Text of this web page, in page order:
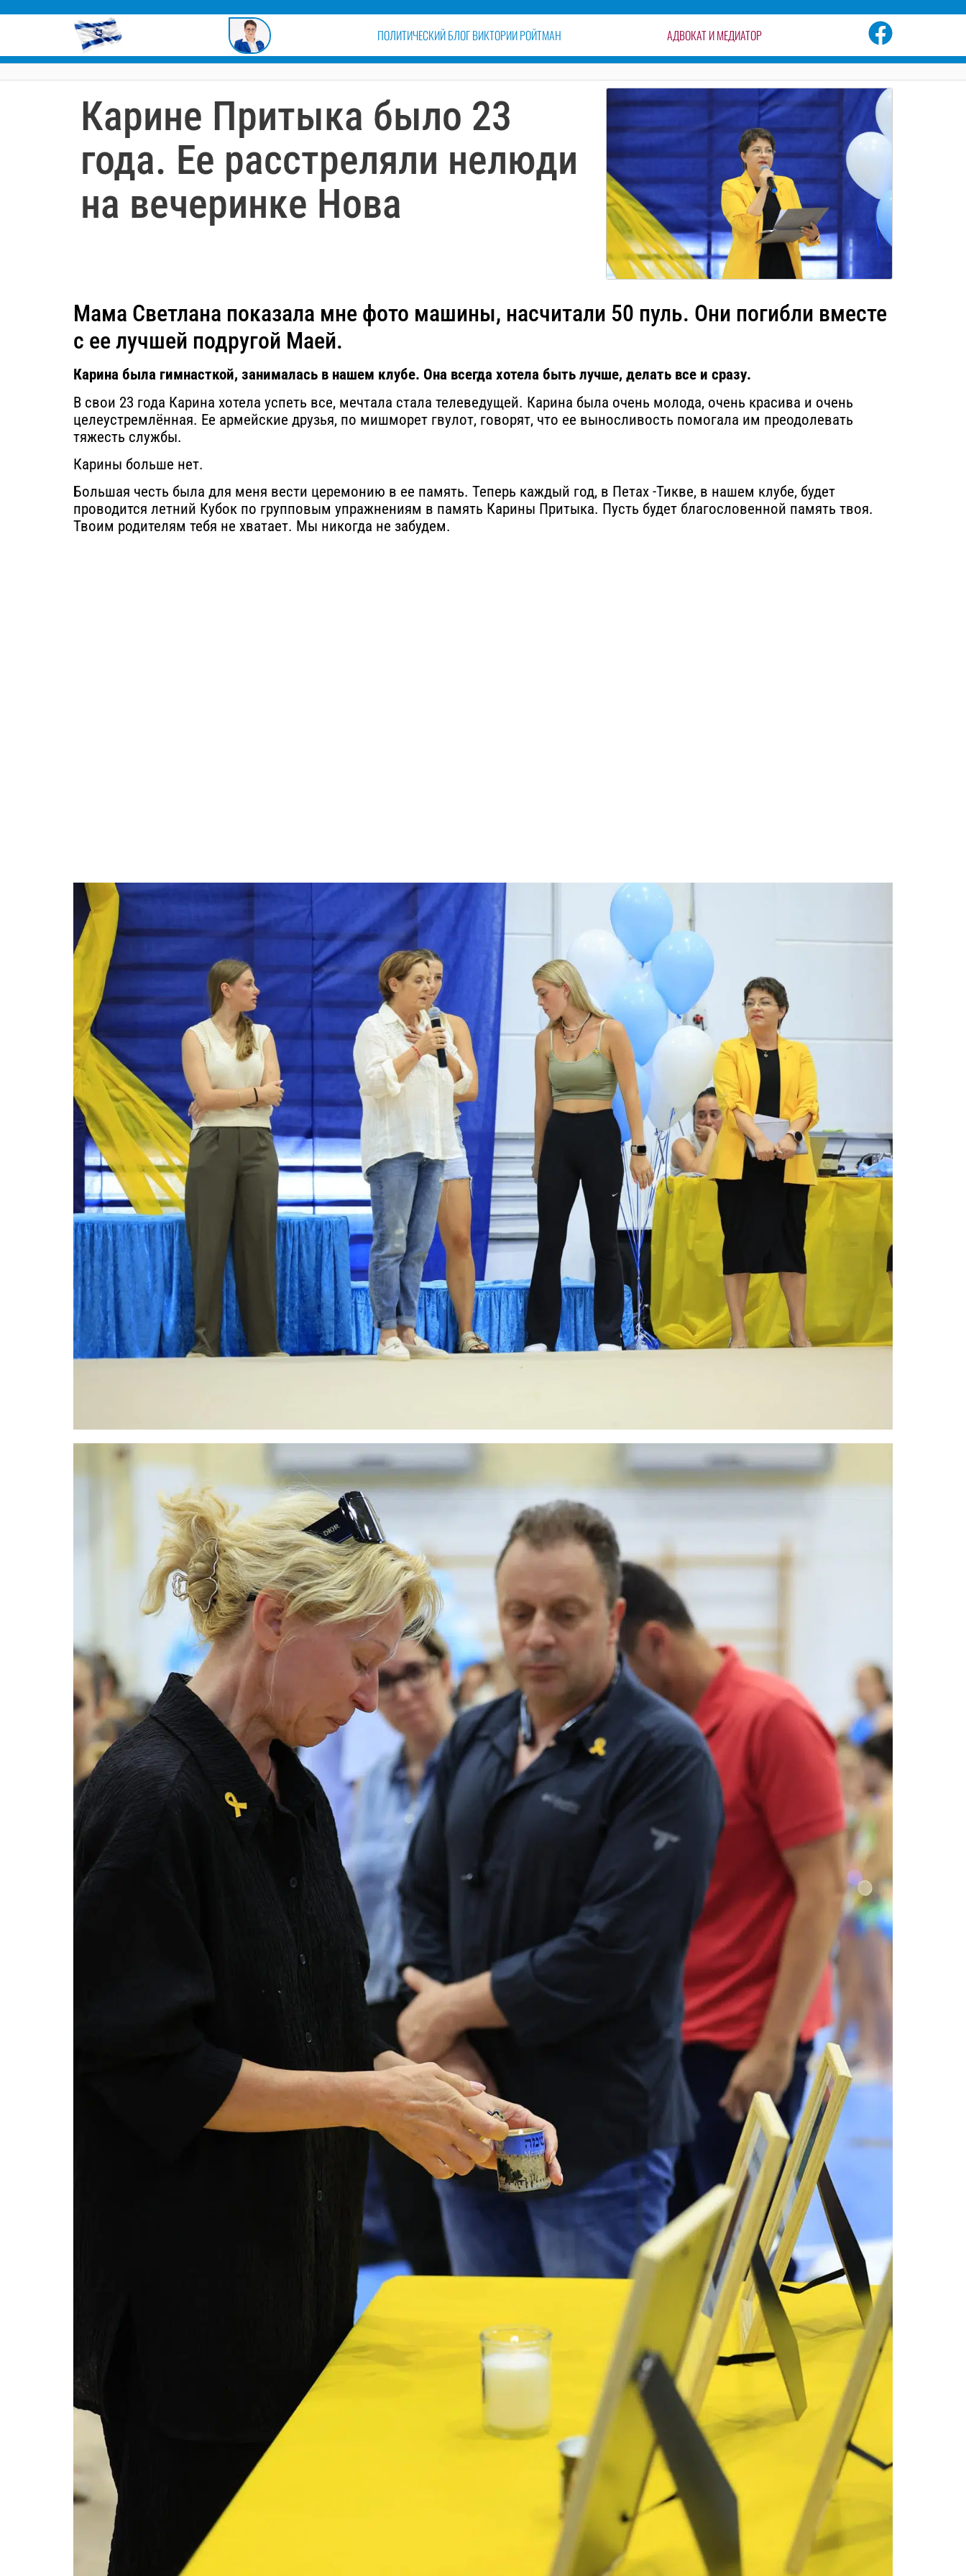
ПОЛИТИЧЕСКИЙ БЛОГ ВИКТОРИИ РОЙТМАН АДВОКАТ И МЕДИАТОР
Карине Притыка было 23
года. Ее расстреляли нелюди
на вечеринке Нова
Мама Светлана показала мне фото машины, насчитали 50 пуль. Они погибли вместе
с ее лучшей подругой Маей.
Карина была гимнасткой, занималась в нашем клубе. Она всегда хотела быть лучше, делать все и сразу.
В свои 23 года Карина хотела успеть все, мечтала стала телеведущей. Карина была очень молода, очень красива и очень
целеустремлённая. Ее армейские друзья, по мишморет гвулот, говорят, что ее выносливость помогала им преодолевать
тяжесть службы.
Карины больше нет.
Большая честь была для меня вести церемонию в ее память. Теперь каждый год, в Петах -Тикве, в нашем клубе, будет
проводится летний Кубок по групповым упражнениям в память Карины Притыка. Пусть будет благословенной память твоя.
Твоим родителям тебя не хватает. Мы никогда не забудем.